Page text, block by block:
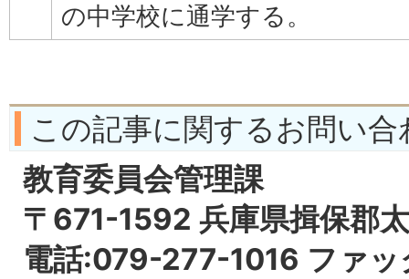
の中学校に通学する。
この記事に関するお問い合
教育委員会管理課
〒671-1592 兵庫県揖保郡
電話:079-277-1016 ファ